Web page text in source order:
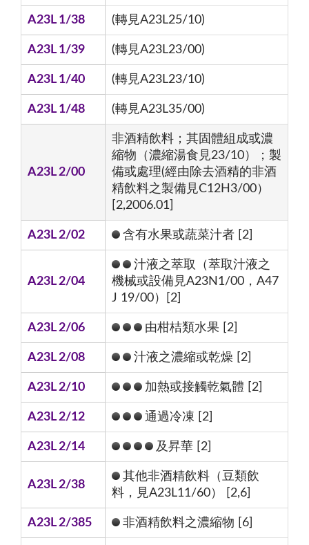
A23L 1/38 (轉見A23L25/10)
A23L 1/39 (轉見A23L23/00)
A23L 1/40 (轉見A23L23/10)
A23L 1/48 (轉見A23L35/00)
A23L 2/00
非酒精飲料；其固體組成或濃
縮物（濃縮湯食見23/10）；製
備或處理(經由除去酒精的非酒
精飲料之製備見C12H3/00）
[2,2006.01]
A23L 2/02 含有水果或蔬菜汁者 [2]
A23L 2/04
汁液之萃取（萃取汁液之
機械或設備見A23N1/00，A47
J 19/00）[2]
A23L 2/06 由柑桔類水果 [2]
A23L 2/08 汁液之濃縮或乾燥 [2]
A23L 2/10 加熱或接觸乾氣體 [2]
A23L 2/12 通過冷凍 [2]
A23L 2/14 及昇華 [2]
A23L 2/38
其他非酒精飲料（豆類飲
料，見A23L11/60） [2,6]
A23L 2/385 非酒精飲料之濃縮物 [6]